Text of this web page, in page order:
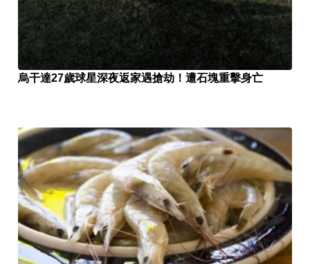
烏干達27歲球星深夜返家遇搶劫！遭石塊重擊身亡